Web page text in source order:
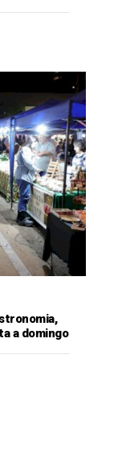
a domingo